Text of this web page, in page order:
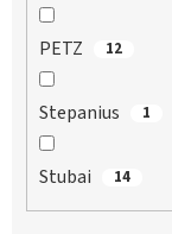
PETZ 12
Stepanius 1
Stubai 14